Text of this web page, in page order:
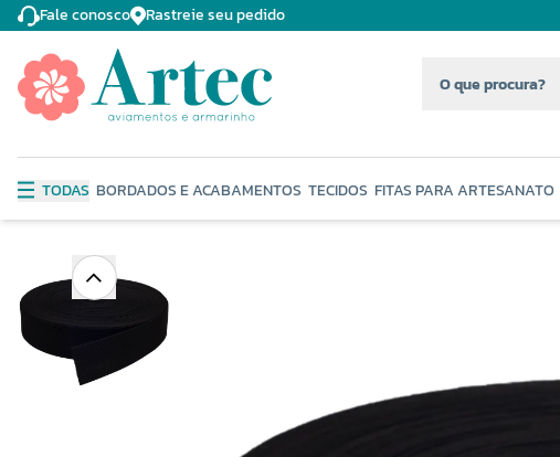
Fale conosco Rastreie seu pedido
TODAS BORDADOS E ACABAMENTOS TECIDOS FITAS PARA ARTESANATO